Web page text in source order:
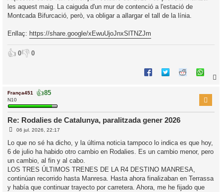
les aquest maig. La caiguda d'un mur de contenció a l'estació de
Montcada Bifurcació, però, va obligar a allargar el tall de la línia.
Enllaç: https://share.google/xEwuUjoJnxSlTNZJm
👍 0👎 0
França451 👍85
N10
Re: Rodalies de Catalunya, paralitzada gener 2026
E
a
d
a
06 jul. 2026, 22:17
Lo que no sé ha dicho, y la última noticia tampoco lo indica es que hoy,
6 de julio ha habido otro cambio en Rodalies. Es un cambio menor, pero
un cambio, al fin y al cabo.
LOS TRES ÚLTIMOS TRENES DE LA R4 DESTINO MANRESA,
continúan recorrido hasta Manresa. Hasta ahora finalizaban en Terrassa
y había que continuar trayecto por carretera. Ahora, me he fijado que